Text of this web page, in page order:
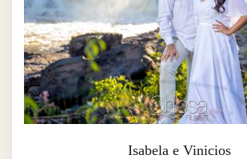
Isabela e Vinicios